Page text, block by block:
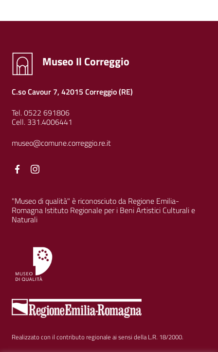
Museo Il Correggio
C.so Cavour 7, 42015 Correggio (RE)
Tel. 0522 691806
Cell. 331.4006441
museo@comune.correggio.re.it
Facebook
"Museo di qualità" è riconosciuto da Regione Emilia-
Romagna Istituto Regionale per i Beni Artistici Culturali e
Naturali
Realizzato con il contributo regionale ai sensi della L.R. 18/2000.